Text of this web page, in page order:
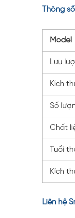
Thông
Model
Lưu
Kích
Số
Chất
Tuổi
Kích
Liên hệ